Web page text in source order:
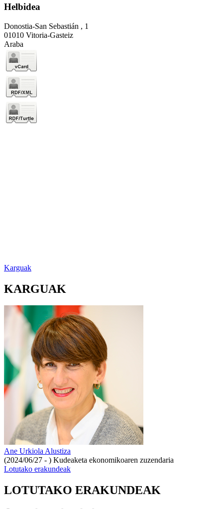
Helbidea
Donostia-San Sebastián , 1
01010 Vitoria-Gasteiz
Araba
Karguak
KARGUAK
Ane Urkiola Alustiza
(2024/06/27 - ) Kudeaketa ekonomikoaren zuzendaria
Lotutako erakundeak
LOTUTAKO ERAKUNDEAK